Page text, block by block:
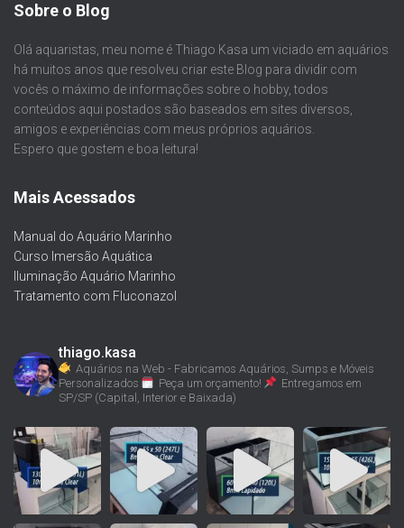
Sobre o Blog
Olá aquaristas, meu nome é Thiago Kasa um viciado em aquários
há muitos anos que resolveu criar este Blog para dividir com
vocês o máximo de informações sobre o hobby, todos
conteúdos aqui postados são baseados em sites diversos,
amigos e experiências com meus próprios aquários.
Espero que gostem e boa leitura!
Mais Acessados
Manual do Aquário Marinho
Curso Imersão Aquática
Iluminação Aquário Marinho
Tratamento com Fluconazol
thiago.kasa
Aquários na Web - Fabricamos Aquários, Sumps e Móveis
Personalizados
Peça um orçamento!
Entregamos em
SP/SP (Capital, Interior e Baixada)